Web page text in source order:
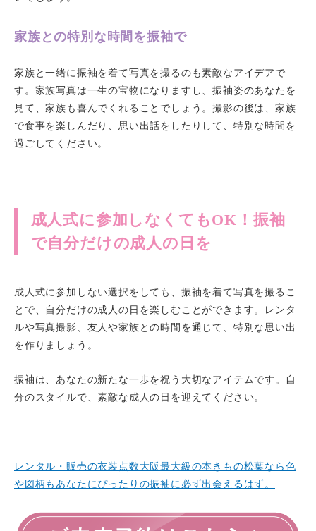
家族との特別な時間を振袖で
家族と一緒に振袖を着て写真を撮るのも素敵なアイデアで
す。家族写真は一生の宝物になりますし、振袖姿のあなたを
見て、家族も喜んでくれることでしょう。撮影の後は、家族
で食事を楽しんだり、思い出話をしたりして、特別な時間を
過ごしてください。
成人式に参加しなくてもOK！振袖
で自分だけの成人の日を
成人式に参加しない選択をしても、振袖を着て写真を撮るこ
とで、自分だけの成人の日を楽しむことができます。レンタ
ルや写真撮影、友人や家族との時間を通じて、特別な思い出
を作りましょう。
振袖は、あなたの新たな一歩を祝う大切なアイテムです。自
分のスタイルで、素敵な成人の日を迎えてください。
レンタル・販売の衣装点数大阪最大級の本きもの松葉なら色
や図柄もあなたにぴったりの振袖に必ず出会えるはず。